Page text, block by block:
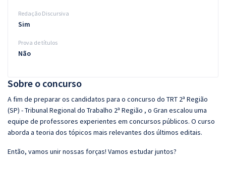
Sobre o concurso
A fim de preparar os candidatos para o concurso do TRT 2ª Região
(SP) - Tribunal Regional do Trabalho 2ª Região , o Gran escalou uma
equipe de professores experientes em concursos públicos. O curso
aborda a teoria dos tópicos mais relevantes dos últimos editais.
Então, vamos unir nossas forças! Vamos estudar juntos?
Redação Discursiva
Sim
Prova de títulos
Não